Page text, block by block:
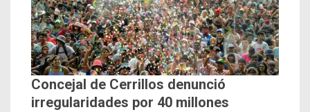
Concejal de Cerrillos denunció
irregularidades por 40 millones